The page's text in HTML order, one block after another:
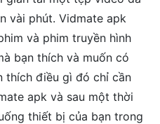
vài phút. Vidmate apk
và phim truyền hình
bạn thích và muốn có
thích điều gì đó chỉ cần
apk và sau một thời
thiết bị của bạn trong